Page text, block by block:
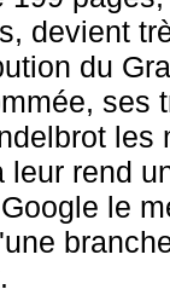
devient
du
ses
les
leur rend
le